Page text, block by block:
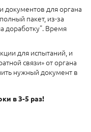
для органа
пакет, из-за
доработку". Время
для испытаний, и
связи» от органа
нужный документ в
в 3-5 раз!